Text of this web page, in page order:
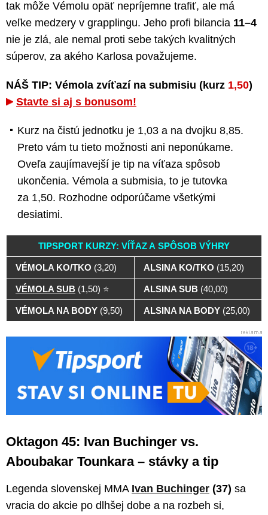
tak môže Vémolu opäť nepríjemne trafiť, ale má
veľke medzery v grapplingu. Jeho profi bilancia 11–4
nie je zlá, ale nemal proti sebe takých kvalitných
súperov, za akého Karlosa považujeme.
NÁŠ TIP: Vémola zvíťazí na submisiu (kurz 1,50)
Stavte si aj s bonusom!
Kurz na čistú jednotku je 1,03 a na dvojku 8,85.
Preto vám tu tieto možnosti ani neponúkame.
Oveľa zaujímavejší je tip na víťaza spôsob
ukončenia. Vémola a submisia, to je tutovka
za 1,50. Rozhodne odporúčame všetkými
desiatimi.
TIPSPORT KURZY: VÍŤAZ A SPÔSOB VÝHRY
VÉMOLA KO/TKO (3,20) ALSINA KO/TKO (15,20)
VÉMOLA SUB (1,50) ⭐ ALSINA SUB (40,00)
VÉMOLA NA BODY (9,50) ALSINA NA BODY (25,00)
Oktagon 45: Ivan Buchinger vs.
Aboubakar Tounkara – stávky a tip
Legenda slovenskej MMA Ivan Buchinger (37) sa
vracia do akcie po dlhšej dobe a na rozbeh si,